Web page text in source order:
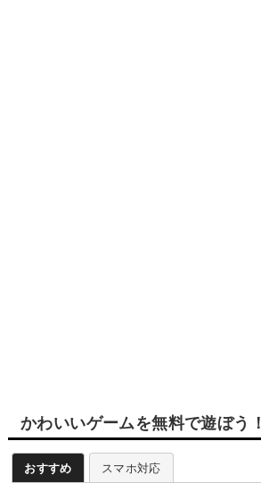
かわいいゲームを無料で遊ぼう！
おすすめ スマホ対応